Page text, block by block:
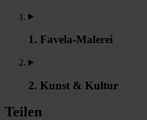
1. Favela-Malerei
2. Kunst & Kultur
Teilen